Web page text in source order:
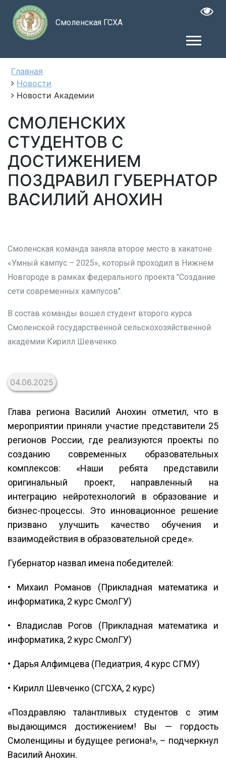
Смоленская ГСХА
Главная
Новости
Новости Академии
СМОЛЕНСКИХ
СТУДЕНТОВ С
ДОСТИЖЕНИЕМ
ПОЗДРАВИЛ ГУБЕРНАТОР
ВАСИЛИЙ АНОХИН
Смоленская команда заняла второе место в хакатоне
«Умный кампус – 2025», который проходил в Нижнем
Новгороде в рамках федерального проекта "Создание
сети современных кампусов".
В состав команды вошел студент второго курса
Смоленской государственной сельскохозяйственной
академии Кирилл Шевченко.
04.06.2025
Глава региона Василий Анохин отметил, что в
мероприятии приняли участие представители 25
регионов России, где реализуются проекты по
созданию современных образовательных
комплексов: «Наши ребята представили
оригинальный проект, направленный на
интеграцию нейротехнологий в образование и
бизнес-процессы. Это инновационное решение
призвано улучшить качество обучения и
взаимодействия в образовательной среде».
Губернатор назвал имена победителей:
• Михаил Романов (Прикладная математика и
информатика, 2 курс СмолГУ)
• Владислав Рогов (Прикладная математика и
информатика, 2 курс СмолГУ)
• Дарья Алфимцева (Педиатрия, 4 курс СГМУ)
• Кирилл Шевченко (СГСХА, 2 курс)
«Поздравляю талантливых студентов с этим
выдающимся достижением! Вы — гордость
Смоленщины и будущее региона!», – подчеркнул
Василий Анохин.